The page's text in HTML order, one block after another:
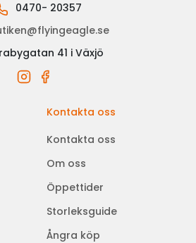
0470- 20357
41 i Växjö
Kontakta oss
Kontakta oss
Om oss
Öppettider
Storleksguide
Ångra köp